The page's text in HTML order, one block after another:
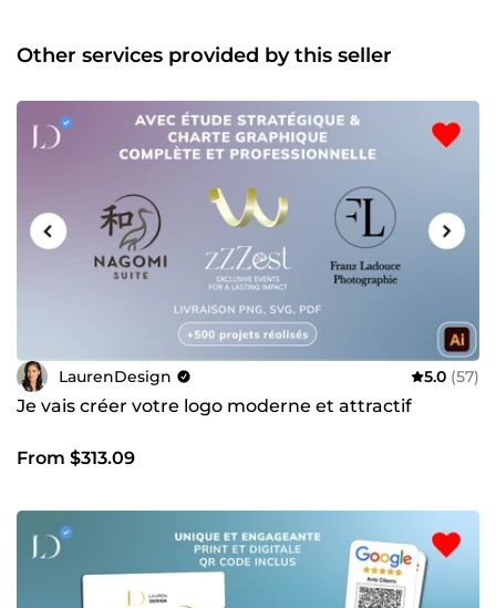
à vous livrer un résultat soigné, efficace et sur-mesure. 📩
Disponible 24/7 et à l’écoute, n’hésitez pas à me contacter
Other services provided by this seller
LaurenDesign 5.0 (57)
Je vais créer votre logo moderne et attractif
From $313.09